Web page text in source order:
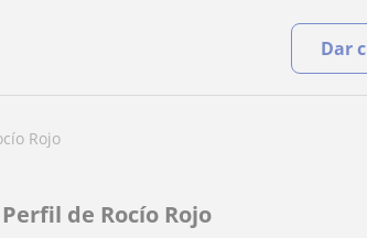
Dar
Rojo
Perfil de Rocío Rojo